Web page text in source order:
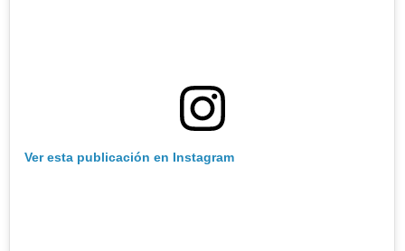
Ver esta publicación en Instagram